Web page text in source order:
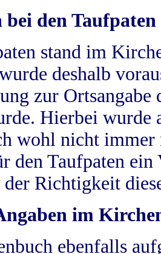
bei den Taufpaten
stand im
deshalb
zur
Hierbei wurde
wohl nicht
den Taufpaten
Richtigkeit
im
ebenfalls